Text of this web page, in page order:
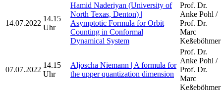
14.07.2022
14.15
Uhr
Hamid Naderiyan (University of
North Texas, Denton) |
Asymptotic Formula for Orbit
Counting in Conformal
Dynamical System
Prof. Dr.
Anke Pohl /
Prof. Dr.
Marc
Keßeböhmer
07.07.2022
14.15
Uhr
Aljoscha Niemann | A formula for
the upper quantization dimension
Prof. Dr.
Anke Pohl /
Prof. Dr.
Marc
Keßeböhmer